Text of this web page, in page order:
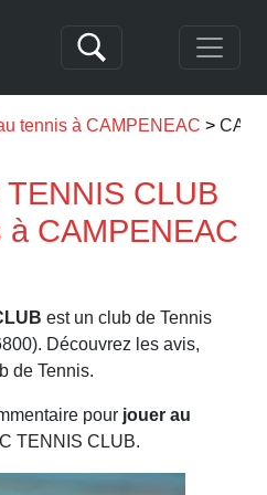
tennis à CAMPENEAC
CLUB
à CAMPENEAC
est un club de Tennis
Découvrez les avis,
de Tennis.
pour jouer au
TENNIS CLUB.